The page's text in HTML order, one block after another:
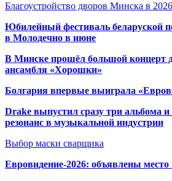
Благоустройство дворов Минска в
Юбилейный фестиваль беларуской
в Молодечно в июне
В Минске прошёл большой концерт
ансамбля «Хорошки»
Болгария впервые выиграла
Drake выпустил сразу три альбома
резонанс в музыкальной индустрии
Выбор маски сварщика
Евровидение-2026: объявлены место